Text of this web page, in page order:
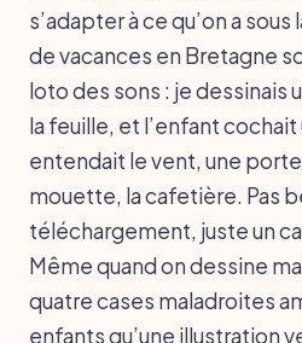
s’adapter à ce qu’on a
de vacances en Bretagne
loto des sons : je dessinais
la feuille, et l’enfant cochait
entendait le vent, une
mouette, la cafetière. Pas
téléchargement, juste un
Même quand on dessine
quatre cases maladroites
enfants qu’une illustration